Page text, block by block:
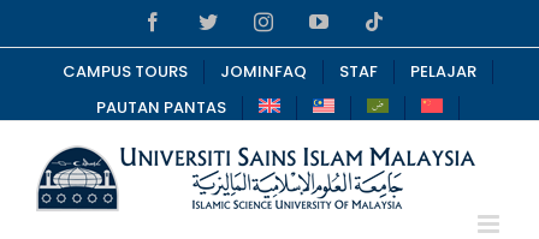
to
content
FacebookTwitterInstagramYouTube
CAMPUS TOURS JOMINFAQ STAF
PELAJAR
PAUTAN PANTAS